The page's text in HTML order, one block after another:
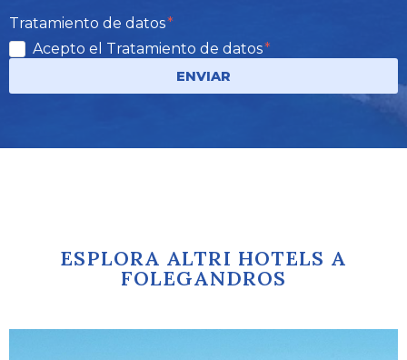
Tratamiento de datos
Acepto el Tratamiento de datos
ENVIAR
ESPLORA ALTRI HOTELS A
FOLEGANDROS